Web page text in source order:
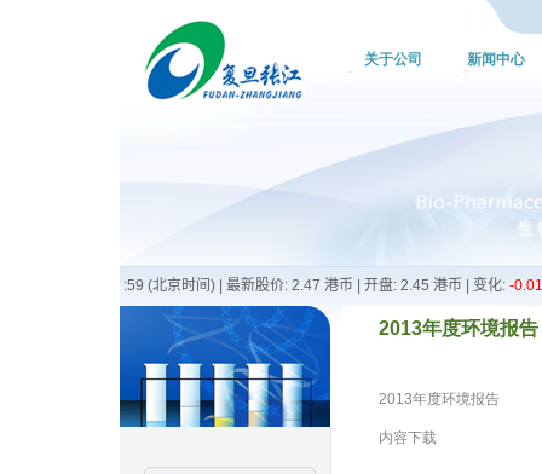
关于公司 新闻中心
2013年度环境报
2013年度环境报告
内容下载